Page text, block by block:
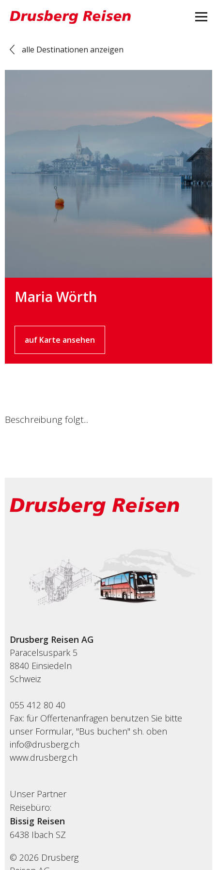
alle Destinationen anzeigen
Maria Wörth
auf Karte ansehen
Beschreibung folgt...
Drusberg Reisen AG
Paracelsuspark 5
8840 Einsiedeln
Schweiz
055 412 80 40
Fax: für Offertenanfragen benutzen Sie bitte
unser Formular, "Bus buchen" sh. oben
info@drusberg.ch
www.drusberg.ch
Unser Partner
Reisebüro:
Bissig Reisen
6438 Ibach SZ
© 2026 Drusberg